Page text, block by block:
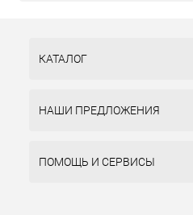
КАТАЛОГ
НАШИ ПРЕДЛОЖЕНИЯ
ПОМОЩЬ И СЕРВИСЫ